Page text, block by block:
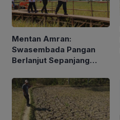
Mentan Amran:
Swasembada Pangan
Berlanjut Sepanjang